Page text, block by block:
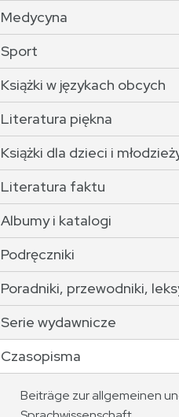
Medycyna
Sport
Książki w językach obcych
Literatura piękna
Książki dla dzieci i
Literatura faktu
Albumy i katalogi
Podręczniki
Poradniki, przewodniki,
Serie wydawnicze
Czasopisma
Beiträge zur allgemeinen